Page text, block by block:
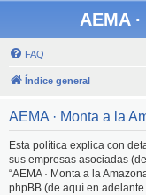
AEMA
FAQ
Índice general
AEMA · Monta a la
Esta política explica con
sus empresas asociadas (de
“AEMA · Monta a la
phpBB (de aquí en adelante